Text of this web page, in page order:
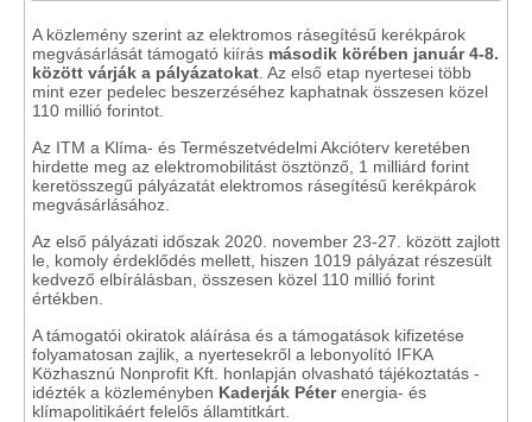
A közlemény szerint az elektromos rásegítésű kerékpárok
megvásárlását támogató kiírás második körében január 4-8.
között várják a pályázatokat . Az első etap nyertesei több
mint ezer pedelec beszerzéséhez kaphatnak összesen közel
110 millió forintot.
Az ITM a Klíma- és Természetvédelmi Akcióterv keretében
hirdette meg az elektromobilitást ösztönző, 1 milliárd forint
keretösszegű pályázatát elektromos rásegítésű kerékpárok
megvásárlásához.
Az első pályázati időszak 2020. november 23-27. között zajlott
le, komoly érdeklődés mellett, hiszen 1019 pályázat részesült
kedvező elbírálásban, összesen közel 110 millió forint
értékben.
A támogatói okiratok aláírása és a támogatások kifizetése
folyamatosan zajlik, a nyertesekről a lebonyolító IFKA
Közhasznú Nonprofit Kft. honlapján olvasható tájékoztatás -
idézték a közleményben Kaderják Péterenergia- és
klímapolitikáért felelős államtitkárt.